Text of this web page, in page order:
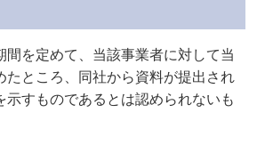
を定めて、当該事業者に対して当
ところ、同社から資料が提出され
すものであるとは認められないも